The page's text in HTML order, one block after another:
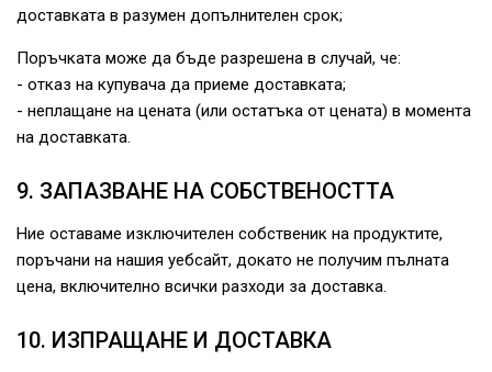
доставката в разумен допълнителен срок;
Поръчката може да бъде разрешена в случай, че:
- отказ на купувача да приеме доставката;
- неплащане на цената (или остатъка от цената) в момента
на доставката.
9. ЗАПАЗВАНЕ НА СОБСТВЕНОСТТА
Ние оставаме изключителен собственик на продуктите,
поръчани на нашия уебсайт, докато не получим пълната
цена, включително всички разходи за доставка.
10. ИЗПРАЩАНЕ И ДОСТАВКА